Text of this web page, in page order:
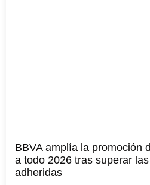
BBVA amplía la promoción
a todo 2026 tras superar
adheridas